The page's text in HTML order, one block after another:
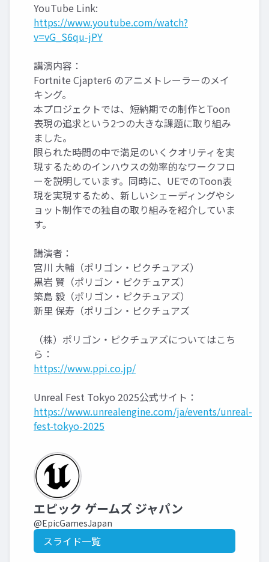
YouTube Link:
https://www.youtube.com/watch?
v=vG_S6qu-jPY
講演内容：
Fortnite Cjapter6 のアニメトレーラーのメイ
キング。
本プロジェクトでは、短納期での制作とToon
表現の追求という2つの大きな課題に取り組み
ました。
限られた時間の中で満足のいくクオリティを実
現するためのインハウスの効率的なワークフロ
ーを説明しています。同時に、UEでのToon表
現を実現するため、新しいシェーディングやシ
ョット制作での独自の取り組みを紹介していま
す。
講演者：
宮川 大輔（ポリゴン・ピクチュアズ）
黒岩 賢（ポリゴン・ピクチュアズ）
築島 毅（ポリゴン・ピクチュアズ）
新里 保寿（ポリゴン・ピクチュアズ
（株）ポリゴン・ピクチュアズについてはこち
ら：
https://www.ppi.co.jp/
Unreal Fest Tokyo 2025公式サイト：
https://www.unrealengine.com/ja/events/unreal-
fest-tokyo-2025
エピック ゲームズ ジャパン
@EpicGamesJapan
スライド一覧